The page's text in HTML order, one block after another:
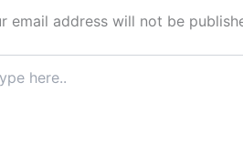
email address will not be